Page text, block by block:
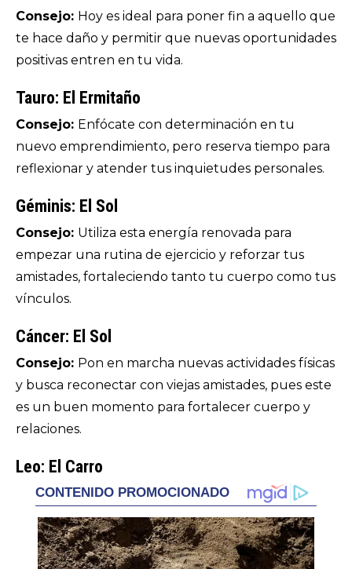
Consejo: Hoy es ideal para poner fin a aquello que
te hace daño y permitir que nuevas oportunidades
positivas entren en tu vida.
Tauro: El Ermitaño
Consejo: Enfócate con determinación en tu
nuevo emprendimiento, pero reserva tiempo para
reflexionar y atender tus inquietudes personales.
Géminis: El Sol
Consejo: Utiliza esta energía renovada para
empezar una rutina de ejercicio y reforzar tus
amistades, fortaleciendo tanto tu cuerpo como tus
vínculos.
Cáncer: El Sol
Consejo: Pon en marcha nuevas actividades físicas
y busca reconectar con viejas amistades, pues este
es un buen momento para fortalecer cuerpo y
relaciones.
Leo: El Carro